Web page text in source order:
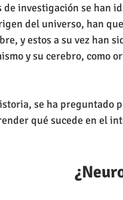
de investigación se han
del universo, han
y estos a su vez han
y su cerebro, como
se ha preguntado
qué sucede en el